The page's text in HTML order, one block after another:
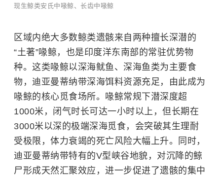
现生鲸类安氏中喙鲸、长齿中喙鲸
区域内绝大多数鲸类遗骸来自两种擅长深潜的
“土著”喙鲸，也是印度洋东南部的常驻优势物
种。这类喙鲸以深海鱿鱼、深海鱼类为主要食
物，迪亚曼蒂纳带深海饵料资源充足，由此成为
喙鲸的核心觅食场所。喙鲸常规下潜深度超
1000米，闭气时长可达一小时以上，但长期在
3000米以深的极端深海觅食，会突破其生理耐
受极限，体力衰竭的死亡风险大幅上升。同时，
迪亚曼蒂纳带特有的V型峡谷地貌，对沉降的鲸
尸形成天然汇聚效应，进一步促进了遗骸的集中